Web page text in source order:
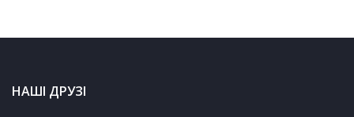
НАШІ ДРУЗІ